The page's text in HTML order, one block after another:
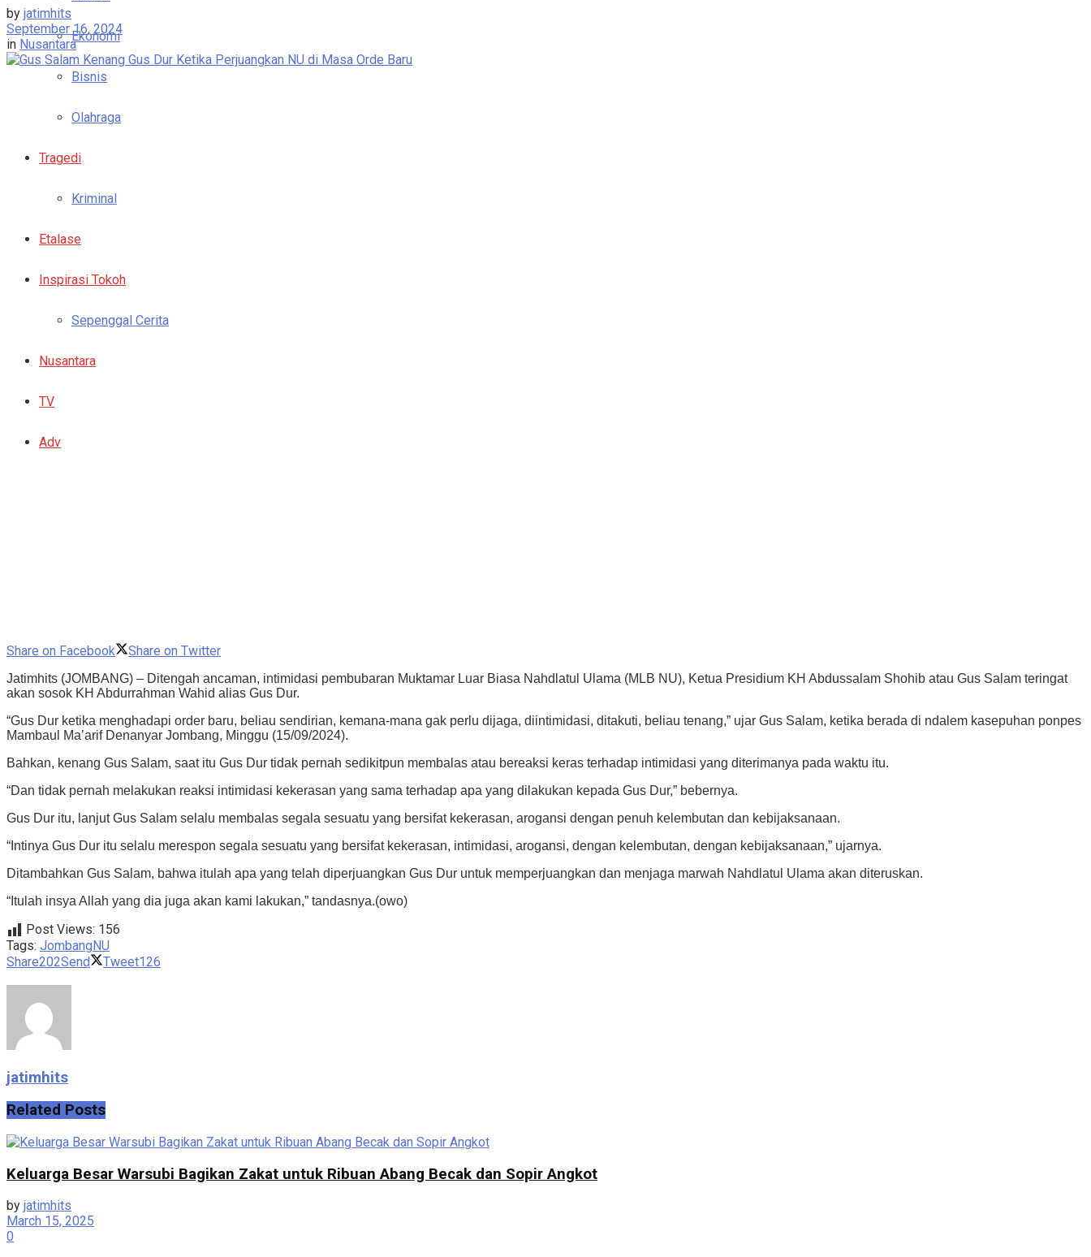
Ekonomi
Bisnis
Olahraga
Tragedi
Kriminal
Etalase
Inspirasi Tokoh
Sepenggal Cerita
Nusantara
TV
Adv
by jatimhits
September 16, 2024
in Nusantara
Share on Facebook Share on Twitter
Jatimhits (JOMBANG) – Ditengah ancaman, intimidasi pembubaran Muktamar Luar Biasa Nahdlatul Ulama (MLB NU), Ketua Presidium KH Abdussalam Shohib atau Gus Salam teringat
akan sosok KH Abdurrahman Wahid alias Gus Dur.
“Gus Dur ketika menghadapi order baru, beliau sendirian, kemana-mana gak perlu dijaga, diintimidasi, ditakuti, beliau tenang,” ujar Gus Salam, ketika berada di ndalem kasepuhan ponpes
Mambaul Ma’arif Denanyar Jombang, Minggu (15/09/2024).
Bahkan, kenang Gus Salam, saat itu Gus Dur tidak pernah sedikitpun membalas atau bereaksi keras terhadap intimidasi yang diterimanya pada waktu itu.
“Dan tidak pernah melakukan reaksi intimidasi kekerasan yang sama terhadap apa yang dilakukan kepada Gus Dur,” bebernya.
Gus Dur itu, lanjut Gus Salam selalu membalas segala sesuatu yang bersifat kekerasan, arogansi dengan penuh kelembutan dan kebijaksanaan.
“Intinya Gus Dur itu selalu merespon segala sesuatu yang bersifat kekerasan, intimidasi, arogansi, dengan kelembutan, dengan kebijaksanaan,” ujarnya.
Ditambahkan Gus Salam, bahwa itulah apa yang telah diperjuangkan Gus Dur untuk memperjuangkan dan menjaga marwah Nahdlatul Ulama akan diteruskan.
“Itulah insya Allah yang dia juga akan kami lakukan,” tandasnya.(owo)
Post Views: 156
Tags: JombangNU
Share202Send Tweet126
jatimhits
Related Posts
Keluarga Besar Warsubi Bagikan Zakat untuk Ribuan Abang Becak dan Sopir Angkot
by jatimhits
March 15, 2025
0